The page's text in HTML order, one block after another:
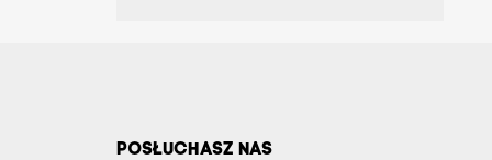
POSŁUCHASZ NAS